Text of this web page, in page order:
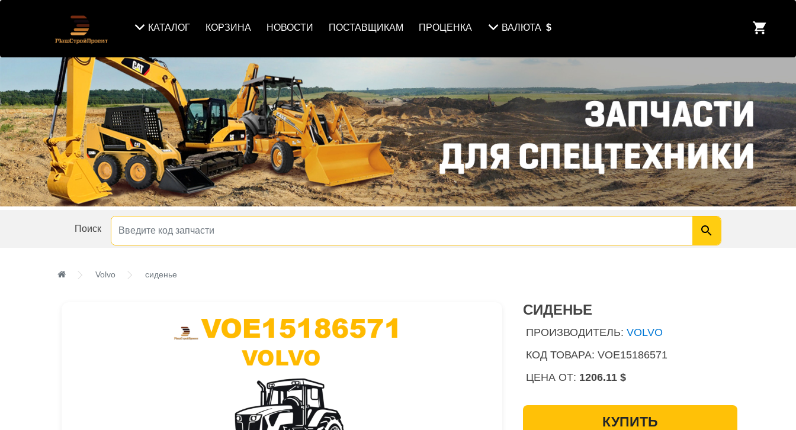
КАТАЛОГ КОРЗИНА НОВОСТИ ПОСТАВЩИКАМ ПРОЦЕНКА ВАЛЮТА $
Поиск
Volvo сиденье
СИДЕНЬЕ
ПРОИЗВОДИТЕЛЬ: VOLVO
КОД ТОВАРА: VOE15186571
ЦЕНА ОТ: 1206.11 $
КУПИТЬ